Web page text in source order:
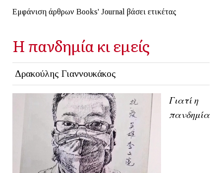
Εμφάνιση άρθρων Books' Journal βάσει ετικέτας
Η πανδημία κι εμείς
Δρακούλης Γιαννουκάκος
Γιατί η
πανδημία